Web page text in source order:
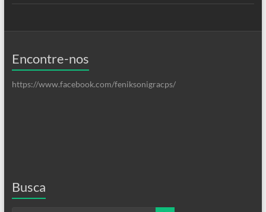
Encontre-nos
https://www.facebook.com/feniksonigracps/
Busca